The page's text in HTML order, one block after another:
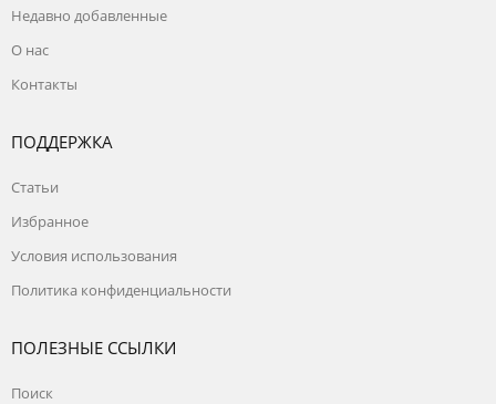
Недавно добавленные
О нас
Контакты
ПОДДЕРЖКА
Статьи
Избранное
Условия использования
Политика конфиденциальности
ПОЛЕЗНЫЕ ССЫЛКИ
Поиск